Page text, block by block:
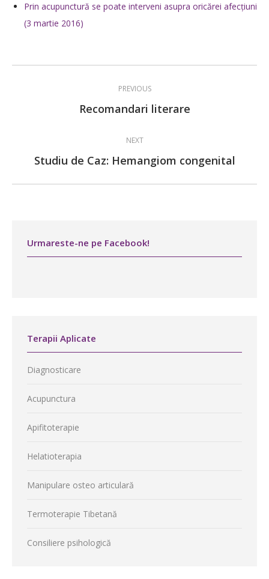
Prin acupunctură se poate interveni asupra oricărei afecţiuni
(3 martie 2016)
PREVIOUS
Previous
Recomandari literare
NEXT
Next
Studiu de Caz: Hemangiom congenital
Urmareste-ne pe Facebook!
Terapii Aplicate
Diagnosticare
Acupunctura
Apifitoterapie
Helatioterapia
Manipulare osteo articulară
Termoterapie Tibetană
Consiliere psihologică